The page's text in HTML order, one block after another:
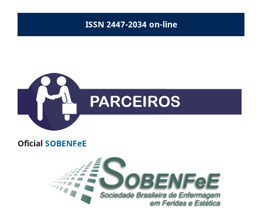
ISSN 2447-2034 on-line
Oficial SOBENFeE